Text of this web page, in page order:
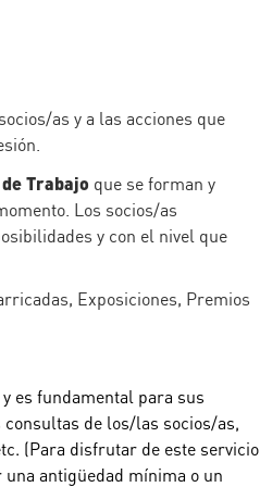
as y a las acciones que
Trabajo que se forman y
Los socios/as
y con el nivel que
Exposiciones, Premios
es fundamental para sus
consultas de los/las socios/as,
(Para disfrutar de este servicio
antigüedad mínima o un